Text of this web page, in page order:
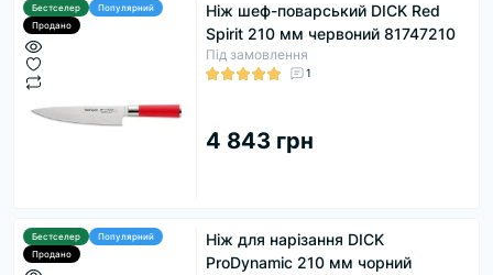
Бестселер
Популярний
Продано
Ніж шеф-поварський DICK Red
Spirit 210 мм червоний 81747210
Під замовлення
1
4 843 грн
Бестселер
Популярний
Продано
Ніж для нарізання DICK
ProDynamic 210 мм чорний